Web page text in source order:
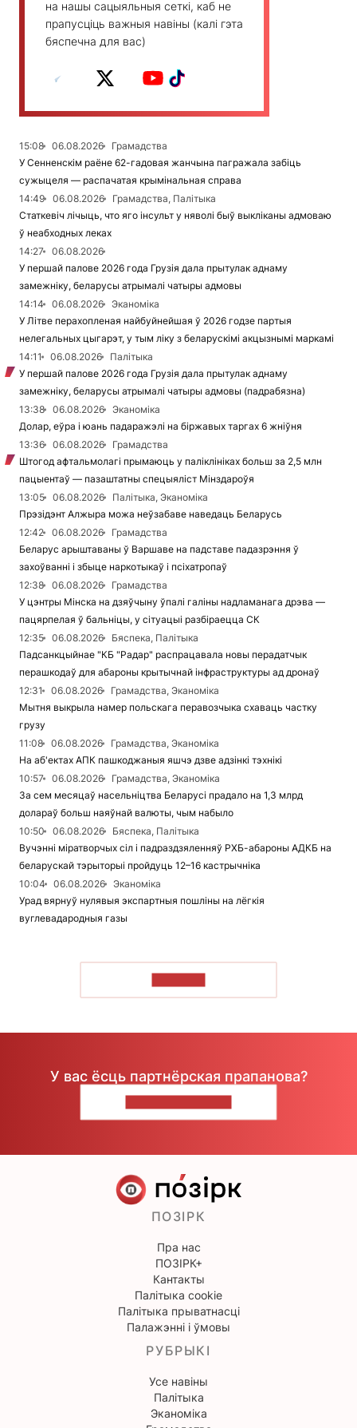
на нашы сацыяльныя сеткі, каб не
прапусціць важныя навіны (калі гэта
бяспечна для вас)
15:08 06.08.2026
Грамадства
У Сенненскім раёне 62-гадовая жанчына пагражала забіць
сужыцеля — распачатая крымінальная справа
14:49
06.08.2026
Грамадства, Палітыка
Статкевіч лічыць, что яго інсульт у няволі быў выкліканы адмоваю
ў неабходных леках
14:27
06.08.2026
У першай палове 2026 года Грузія дала прытулак аднаму
замежніку, беларусы атрымалі чатыры адмовы
14:14
06.08.2026
Эканоміка
У Літве перахопленая найбуйнейшая ў 2026 годзе партыя
нелегальных цыгарэт, у тым ліку з беларускімі акцызнымі маркамі
14:11
06.08.2026
Палітыка
У першай палове 2026 года Грузія дала прытулак аднаму
замежніку, беларусы атрымалі чатыры адмовы (падрабязна)
13:38
06.08.2026
Эканоміка
Долар, еўра і юань падаражэлі на біржавых таргах 6 жніўня
13:36
06.08.2026
Грамадства
Штогод афтальмолагі прымаюць у паліклініках больш за 2,5 млн
пацыентаў — пазаштатны спецыяліст Мінздароўя
13:05
06.08.2026
Палітыка, Эканоміка
Прэзідэнт Алжыра можа неўзабаве наведаць Беларусь
12:42
06.08.2026
Грамадства
Беларус арыштаваны ў Варшаве на падставе падазрэння ў
захоўванні і збыце наркотыкаў і псіхатропаў
12:38
06.08.2026
Грамадства
У цэнтры Мінска на дзяўчыну ўпалі галіны надламанага дрэва —
пацярпелая ў бальніцы, у сітуацыі разбіраецца СК
12:35
06.08.2026
Бяспека, Палітыка
Падсанкцыйнае "КБ "Радар" распрацавала новы перадатчык
перашкодаў для абароны крытычнай інфраструктуры ад дронаў
12:31
06.08.2026
Грамадства, Эканоміка
Мытня выкрыла намер польскага перавозчыка схаваць частку
грузу
11:08
06.08.2026
Грамадства, Эканоміка
На аб'ектах АПК пашкоджаныя яшчэ дзве адзінкі тэхнікі
10:57
06.08.2026
Грамадства, Эканоміка
За сем месяцаў насельніцтва Беларусі прадало на 1,3 млрд
долараў больш наяўнай валюты, чым набыло
10:50
06.08.2026
Бяспека, Палітыка
Вучэнні міратворчых сіл і падраздзяленняў РХБ-абароны АДКБ на
беларускай тэрыторыі пройдуць 12–16 кастрычніка
10:04
06.08.2026
Эканоміка
Урад вярнуў нулявыя экспартныя пошліны на лёгкія
вуглевадародныя газы
У вас ёсць партнёрская прапанова?
ПОЗІРК
Пра нас
ПОЗІРК+
Кантакты
Палітыка cookie
Палітыка прыватнасці
Палажэнні і ўмовы
РУБРЫКІ
Усе навіны
Палітыка
Эканоміка